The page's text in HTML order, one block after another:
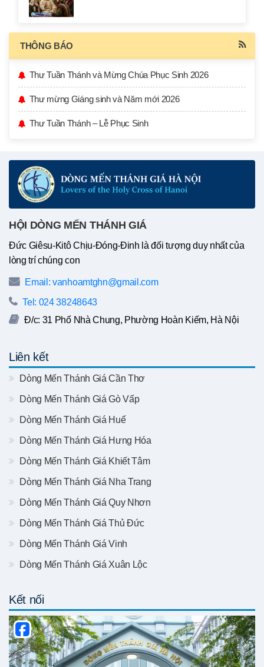
THÔNG BÁO
Thư Tuần Thánh và Mừng Chúa Phục Sinh 2026
Thư mừng Giáng sinh và Năm mới 2026
Thư Tuần Thánh – Lễ Phục Sinh
HỘI DÒNG MẾN THÁNH GIÁ
Đức Giêsu-Kitô Chịu-Đóng-Đinh là đối tượng duy nhất của
lòng trí chúng con
Email: vanhoamtghn@gmail.com
Tel: 024 38248643
Đ/c: 31 Phố Nhà Chung, Phường Hoàn Kiếm, Hà Nội
Liên kết
Dòng Mến Thánh Giá Cần Thơ
Dòng Mến Thánh Giá Gò Vấp
Dòng Mến Thánh Giá Huế
Dòng Mến Thánh Giá Hưng Hóa
Dòng Mến Thánh Giá Khiết Tâm
Dòng Mến Thánh Giá Nha Trang
Dòng Mến Thánh Giá Quy Nhơn
Dòng Mến Thánh Giá Thủ Đức
Dòng Mến Thánh Giá Vinh
Dòng Mến Thánh Giá Xuân Lộc
Kết nối